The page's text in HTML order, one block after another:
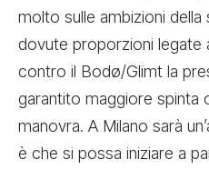
molto sulle ambizioni della
dovute proporzioni legate
contro il Bodø/Glimt la
garantito maggiore spinta
manovra. A Milano sarà
è che si possa iniziare a